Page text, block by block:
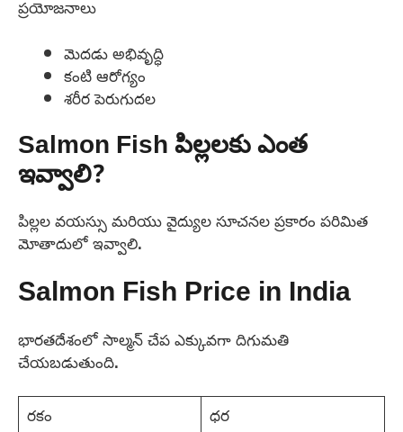
ప్రయోజనాలు
మెదడు అభివృద్ధి
కంటి ఆరోగ్యం
శరీర పెరుగుదల
Salmon Fish పిల్లలకు ఎంత
ఇవ్వాలి?
పిల్లల వయస్సు మరియు వైద్యుల సూచనల ప్రకారం పరిమిత
మోతాదులో ఇవ్వాలి.
Salmon Fish Price in India
భారతదేశంలో సాల్మన్ చేప ఎక్కువగా దిగుమతి
చేయబడుతుంది.
రకం
ధర